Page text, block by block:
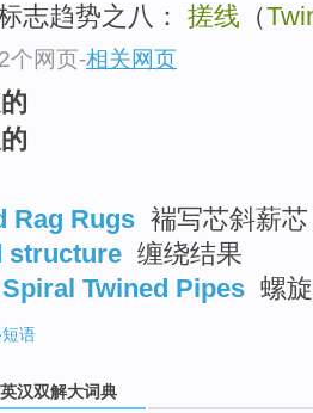
志趋势之八： 搓线 （
个网页-相关网页
Rag Rugs 褍写芯斜薪芯
structure 缠绕结果
Twined Pipes 螺
语
汉双解大词典